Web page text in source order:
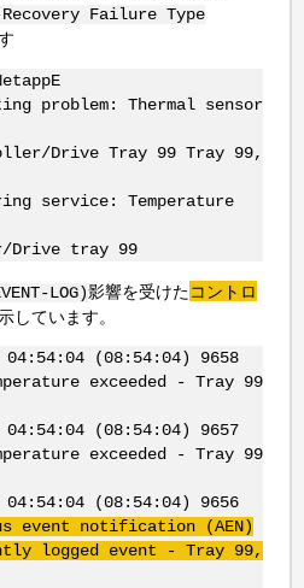
Recovery Failure Type
problem: Thermal sensor
Drive Tray 99 Tray 99,
service: Temperature
Drive tray 99
LOG)影響を受けたコントロ
しています。
04:54:04 (08:54:04) 9658
exceeded - Tray 99
04:54:04 (08:54:04) 9657
exceeded - Tray 99
04:54:04 (08:54:04) 9656
event notification (AEN)
logged event - Tray 99,